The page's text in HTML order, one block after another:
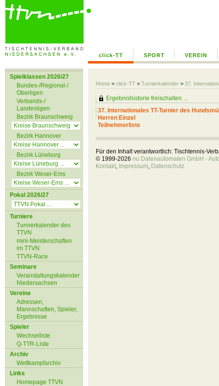
click-TT SPORT VEREIN
Home > click-TT > Turnierkalender > 37.
Spielklassen 2026/27
Bundes-/Regional-/
Oberligen
Verbands-/
Landesligen
Bezirk Braunschweig
Bezirk Hannover
Bezirk Lüneburg
Bezirk Weser-Ems
Pokal 2026/27
Turniere
Turnierkalender des
TTVN
mini-Meisterschaften
im TTVN
TTVN-Race
Seminare
Veranstaltungskalender
Niedersachsen
Vereine
Adressen,
Mannschaften, Spieler,
Ergebnisse
Spieler
Wechselliste
Q-TTR-Liste
Archiv
Wettkampfarchiv
Links
Homepage TTVN
Ergebnishistorie freischalten ...
37. Internationales TT-Turnier des
Herren Einzel
Teilnehmerliste
Für den Inhalt verantwortlich: Tischtennis-
© 1999-2026 nu Datenautomaten GmbH -
Kontakt, Impressum, Datenschutz